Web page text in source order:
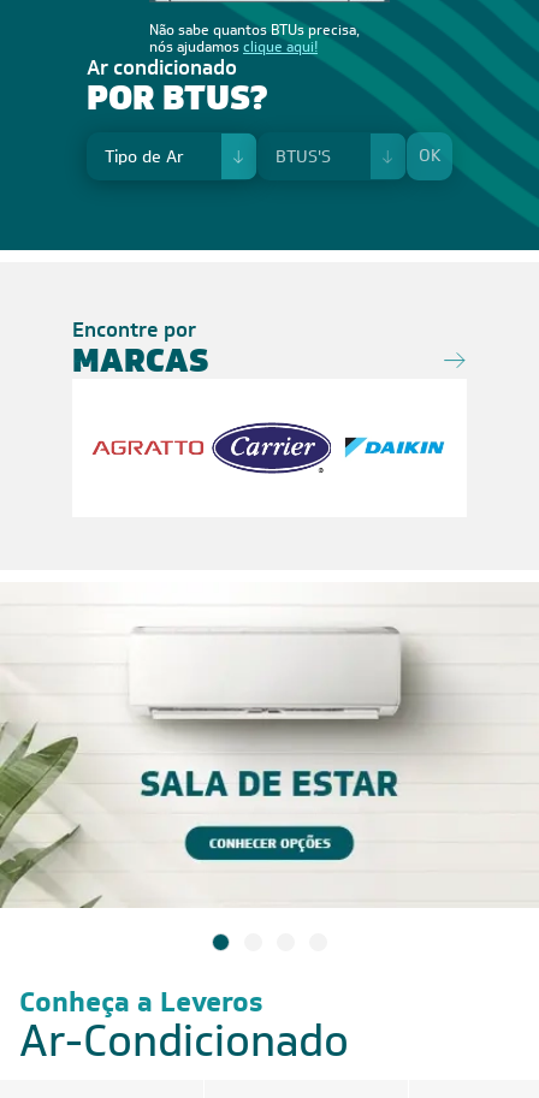
Não sabe quantos BTUs precisa,
nós ajudamosclique aqui!
Ar condicionado
POR BTUS?
OK
Encontre por
MARCAS
Conheça a Leveros
Ar-Condicionado